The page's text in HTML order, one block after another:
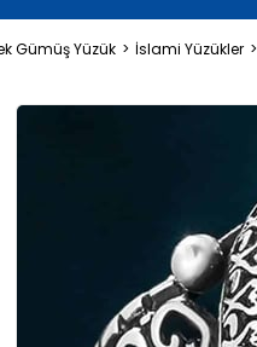
Gümüş Yüzük İslami Yüzükler